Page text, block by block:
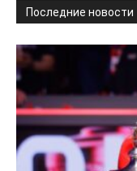
Последние новости